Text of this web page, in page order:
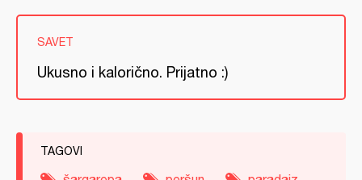
SAVET
Ukusno i kalorično. Prijatno :)
TAGOVI